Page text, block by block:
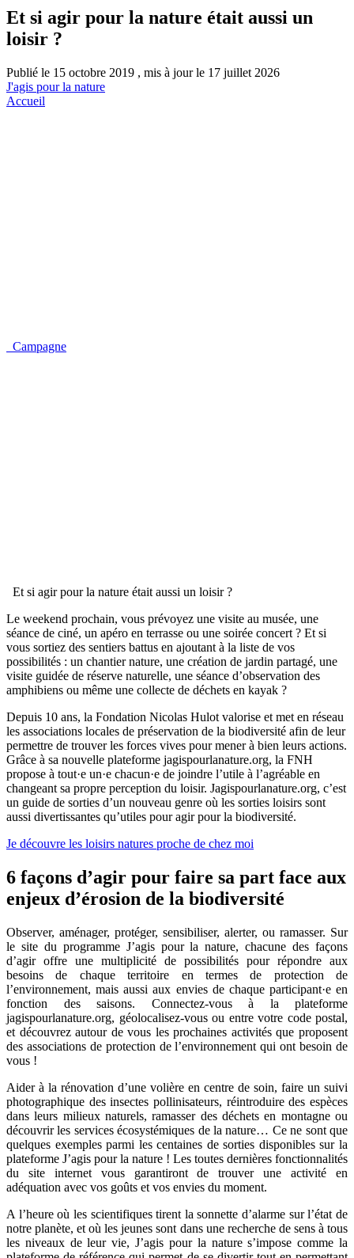
Et si agir pour la nature était aussi un
loisir ?
Publié le 15 octobre 2019 , mis à jour le 17 juillet 2026
J'agis pour la nature
Accueil
Campagne
Et si agir pour la nature était aussi un loisir ?
Le weekend prochain, vous prévoyez une visite au musée, une
séance de ciné, un apéro en terrasse ou une soirée concert ? Et si
vous sortiez des sentiers battus en ajoutant à la liste de vos
possibilités : un chantier nature, une création de jardin partagé, une
visite guidée de réserve naturelle, une séance d’observation des
amphibiens ou même une collecte de déchets en kayak ?
Depuis 10 ans, la Fondation Nicolas Hulot valorise et met en réseau
les associations locales de préservation de la biodiversité afin de leur
permettre de trouver les forces vives pour mener à bien leurs actions.
Grâce à sa nouvelle plateforme jagispourlanature.org, la FNH
propose à tout·e un·e chacun·e de joindre l’utile à l’agréable en
changeant sa propre perception du loisir. Jagispourlanature.org, c’est
un guide de sorties d’un nouveau genre où les sorties loisirs sont
aussi divertissantes qu’utiles pour agir pour la biodiversité.
Je découvre les loisirs natures proche de chez moi
6 façons d’agir pour faire sa part face aux
enjeux d’érosion de la biodiversité
Observer, aménager, protéger, sensibiliser, alerter, ou ramasser. Sur
le site du programme J’agis pour la nature, chacune des façons
d’agir offre une multiplicité de possibilités pour répondre aux
besoins de chaque territoire en termes de protection de
l’environnement, mais aussi aux envies de chaque participant·e en
fonction des saisons. Connectez-vous à la plateforme
jagispourlanature.org, géolocalisez-vous ou entre votre code postal,
et découvrez autour de vous les prochaines activités que proposent
des associations de protection de l’environnement qui ont besoin de
vous !
Aider à la rénovation d’une volière en centre de soin, faire un suivi
photographique des insectes pollinisateurs, réintroduire des espèces
dans leurs milieux naturels, ramasser des déchets en montagne ou
découvrir les services écosystémiques de la nature… Ce ne sont que
quelques exemples parmi les centaines de sorties disponibles sur la
plateforme J’agis pour la nature ! Les toutes dernières fonctionnalités
du site internet vous garantiront de trouver une activité en
adéquation avec vos goûts et vos envies du moment.
A l’heure où les scientifiques tirent la sonnette d’alarme sur l’état de
notre planète, et où les jeunes sont dans une recherche de sens à tous
les niveaux de leur vie, J’agis pour la nature s’impose comme la